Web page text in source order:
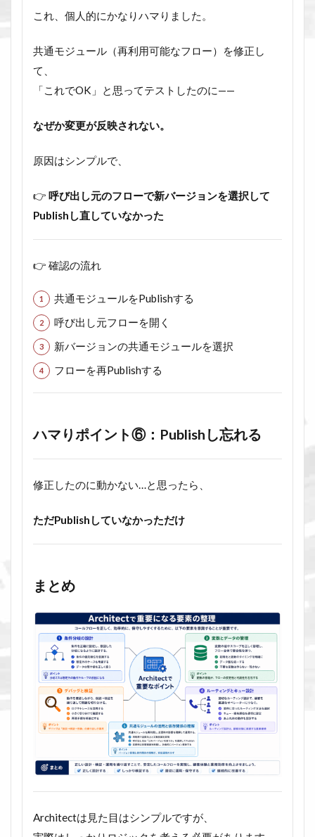
これ、個人的にかなりハマりました。
共通モジュール（再利用可能なフロー）を修正し
て、
「これでOK」と思ってテストしたのに——
なぜか変更が反映されない。
原因はシンプルで、
👉 呼び出し元のフローで新バージョンを選択して
Publishし直していなかった
👉 確認の流れ
共通モジュールをPublishする
呼び出し元フローを開く
新バージョンの共通モジュールを選択
フローを再Publishする
ハマりポイント⑥：Publishし忘れる
修正したのに動かない…と思ったら、
ただPublishしていなかっただけ
まとめ
Architectは見た目はシンプルですが、